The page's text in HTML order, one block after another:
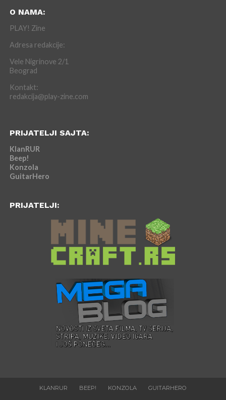
O NAMA:
PLAY! Zine
Adresa redakcije:
Vele Nigrinove 2/1
Beograd
Kontakt:
redakcija@play-zine.com
PRIJATELJI SAJTA:
KlanRUR
Beep!
Konzola
GuitarHero
PRIJATELJI:
KLANRUR BEEP! KONZOLA GUITARHERO